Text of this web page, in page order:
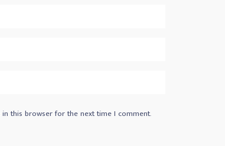
in this browser for the next time I comment.